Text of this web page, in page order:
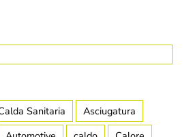
Sanitaria
Asciugatura